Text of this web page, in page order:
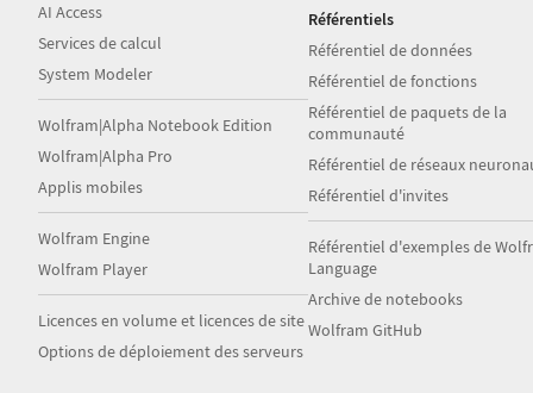
AI Access
Services de calcul
System Modeler
Wolfram|Alpha Notebook Edition
Wolfram|Alpha Pro
Applis mobiles
Wolfram Engine
Wolfram Player
Licences en volume et licences de site
Options de déploiement des serveurs
Référentiels
Référentiel de données
Référentiel de fonctions
Référentiel de paquets de la
communauté
Référentiel de réseaux
Référentiel d'invites
Référentiel d'exemples de
Language
Archive de notebooks
Wolfram GitHub